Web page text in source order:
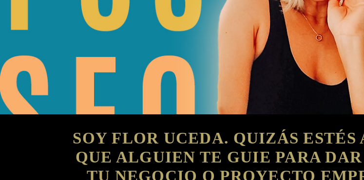
SOY FLOR UCEDA. QUIZÁS
QUE ALGUIEN TE GUIE PARA
TU NEGOCIO O PROYECTO